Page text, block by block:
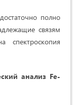
полно
связям
спектроскопия
анализ Fe-